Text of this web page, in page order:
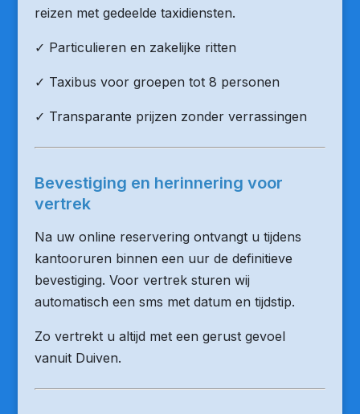
reizen met gedeelde taxidiensten.
✓ Particulieren en zakelijke ritten
✓ Taxibus voor groepen tot 8 personen
✓ Transparante prijzen zonder verrassingen
Bevestiging en herinnering voor
vertrek
Na uw online reservering ontvangt u tijdens
kantooruren binnen een uur de definitieve
bevestiging. Voor vertrek sturen wij
automatisch een sms met datum en tijdstip.
Zo vertrekt u altijd met een gerust gevoel
vanuit Duiven.